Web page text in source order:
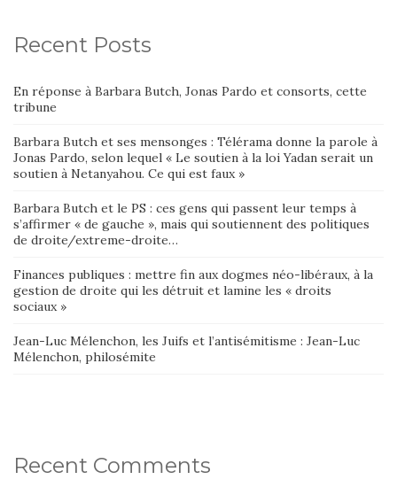
Recent Posts
En réponse à Barbara Butch, Jonas Pardo et consorts, cette
tribune
Barbara Butch et ses mensonges : Télérama donne la parole à
Jonas Pardo, selon lequel « Le soutien à la loi Yadan serait un
soutien à Netanyahou. Ce qui est faux »
Barbara Butch et le PS : ces gens qui passent leur temps à
s’affirmer « de gauche », mais qui soutiennent des politiques
de droite/extreme-droite…
Finances publiques : mettre fin aux dogmes néo-libéraux, à la
gestion de droite qui les détruit et lamine les « droits
sociaux »
Jean-Luc Mélenchon, les Juifs et l’antisémitisme : Jean-Luc
Mélenchon, philosémite
Recent Comments